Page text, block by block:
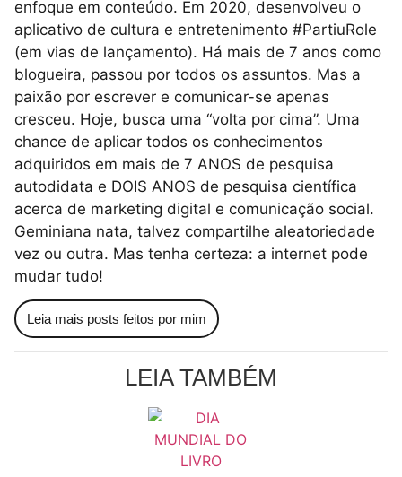
enfoque em conteúdo. Em 2020, desenvolveu o
aplicativo de cultura e entretenimento #PartiuRole
(em vias de lançamento). Há mais de 7 anos como
blogueira, passou por todos os assuntos. Mas a
paixão por escrever e comunicar-se apenas
cresceu. Hoje, busca uma “volta por cima”. Uma
chance de aplicar todos os conhecimentos
adquiridos em mais de 7 ANOS de pesquisa
autodidata e DOIS ANOS de pesquisa científica
acerca de marketing digital e comunicação social.
Geminiana nata, talvez compartilhe aleatoriedade
vez ou outra. Mas tenha certeza: a internet pode
mudar tudo!
Leia mais posts feitos por mim
LEIA TAMBÉM